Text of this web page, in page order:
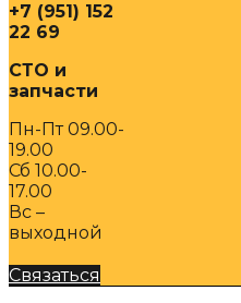
+7 (951) 152
22 69
СТО и
запчасти
Пн-Пт 09.00-
19.00
Сб 10.00-
17.00
Вс –
выходной
Связаться